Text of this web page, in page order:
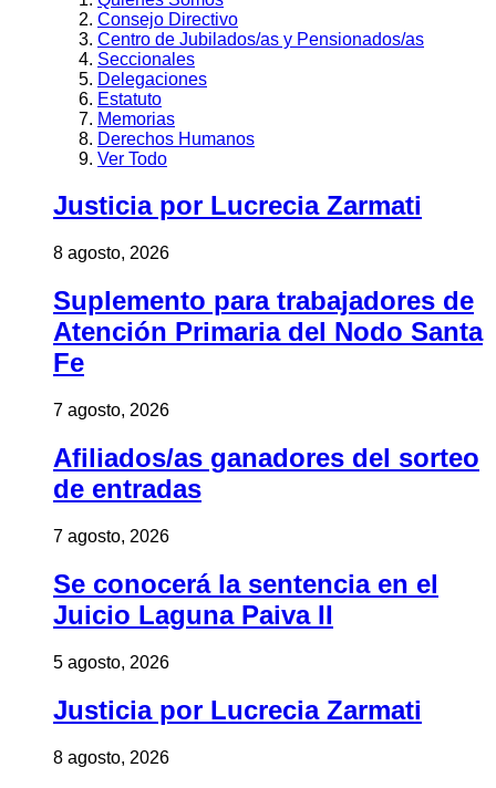
Consejo Directivo
Centro de Jubilados/as y Pensionados/as
Seccionales
Delegaciones
Estatuto
Memorias
Derechos Humanos
Ver Todo
Justicia por Lucrecia Zarmati
8 agosto, 2026
Suplemento para trabajadores de
Atención Primaria del Nodo Santa
Fe
7 agosto, 2026
Afiliados/as ganadores del sorteo
de entradas
7 agosto, 2026
Se conocerá la sentencia en el
Juicio Laguna Paiva II
5 agosto, 2026
Justicia por Lucrecia Zarmati
8 agosto, 2026